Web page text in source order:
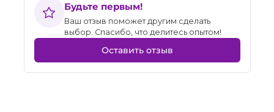
Будьте первым!
Ваш отзыв поможет другим сделать
выбор. Спасибо, что делитесь опытом!
Оставить отзыв